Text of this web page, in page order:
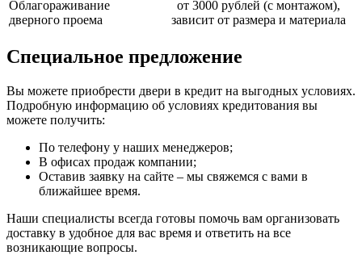
Облагораживание
дверного проема
от 3000 рублей (с монтажом),
зависит от размера и материала
Специальное предложение
Вы можете приобрести двери в кредит на выгодных условиях.
Подробную информацию об условиях кредитования вы
можете получить:
По телефону у наших менеджеров;
В офисах продаж компании;
Оставив заявку на сайте – мы свяжемся с вами в
ближайшее время.
Наши специалисты всегда готовы помочь вам организовать
доставку в удобное для вас время и ответить на все
возникающие вопросы.